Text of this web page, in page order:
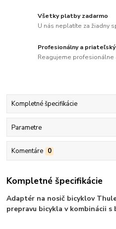
Všetky platby zadarmo
U nás neplatíte za žiadny
Profesionálny a
Reagujeme profesionálne
Kompletné špecifikácie
Parametre
Komentáre 0
Kompletné špecifikácie
Adaptér na nosič bicyklov
prepravu bicykla v kombinácii s